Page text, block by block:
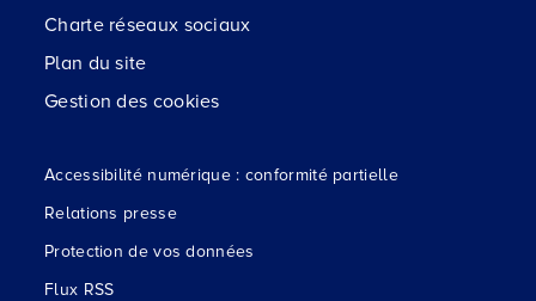
Charte réseaux sociaux
Plan du site
Gestion des cookies
Accessibilité numérique : conformité partielle
Relations presse
Protection de vos données
Flux RSS